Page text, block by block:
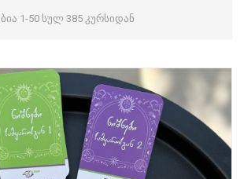
1-50 სულ 385 კურსიდან